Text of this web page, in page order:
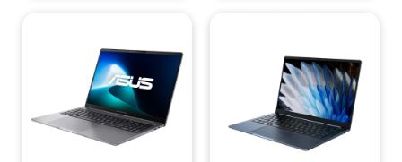
¡Sumate a la forma más ágil de
comprar!
Comprá en 3 cuotas sin recargo o hasta en 12
cuotas * ¡Solo con tu cédula!
¡Sumate a la forma más ágil de
comprar!
Comprá en 3 cuotas sin recargo o hasta en 12
cuotas * ¡Solo con tu cédula!